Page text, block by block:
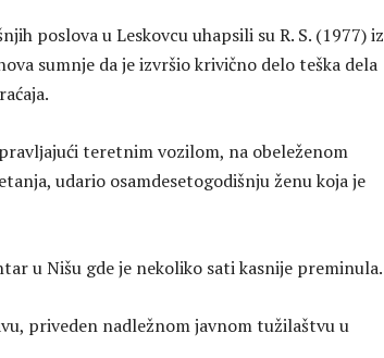
poslova u Leskovcu uhapsili su R. S. (1977) iz
sumnje da je izvršio krivično delo teška dela
teretnim vozilom, na obeleženom
udario osamdesetogodišnju ženu koja je
u Nišu gde je nekoliko sati kasnije preminula.
priveden nadležnom javnom tužilaštvu u